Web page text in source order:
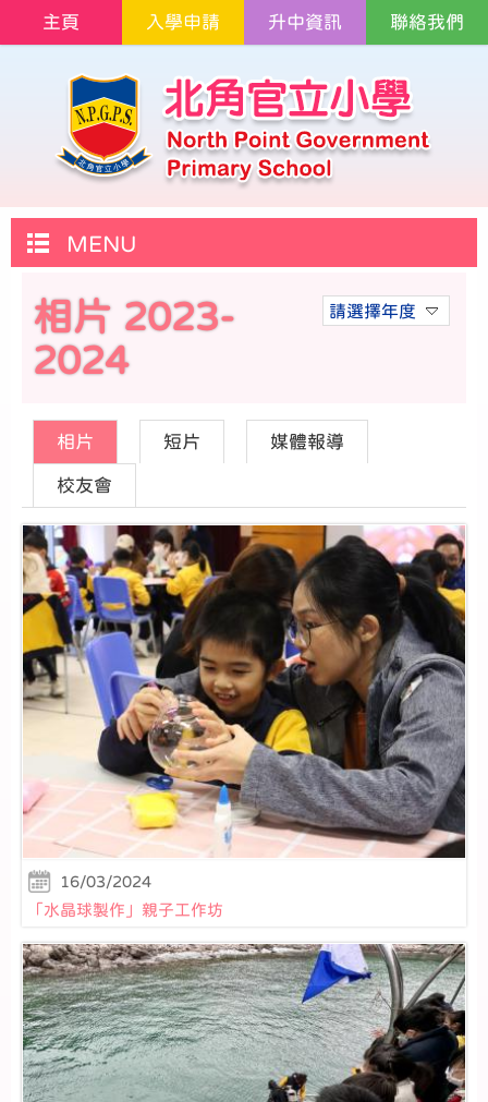
主頁 入學申請 升中資訊 聯絡我們
MENU
請選擇年度
相片 2023-
2024
相片 短片 媒體報導
校友會
16/03/2024
「水晶球製作」親子工作坊